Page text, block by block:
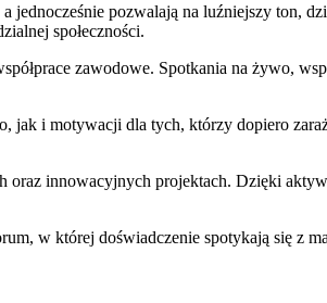
pozwalają na luźniejszy ton,
społeczności.
zawodowe. Spotkania na żywo,
jak i motywacji dla tych, którzy dopiero
oraz innowacyjnych projektach. Dzięki
w której doświadczenie spotykają się z